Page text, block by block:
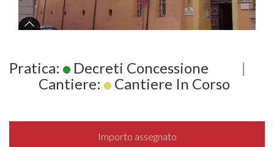
Pratica: Decreti Concessione
|
Cantiere:
Cantiere In Corso
Importo assegnato